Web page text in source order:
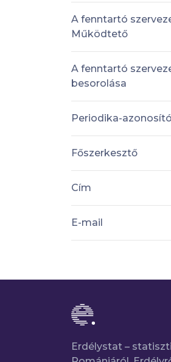
A fenntartó
Működtető
A fenntartó
besorolása
Periodika-azonosító
Főszerkesztő
Cím
E-mail
Erdélystat –